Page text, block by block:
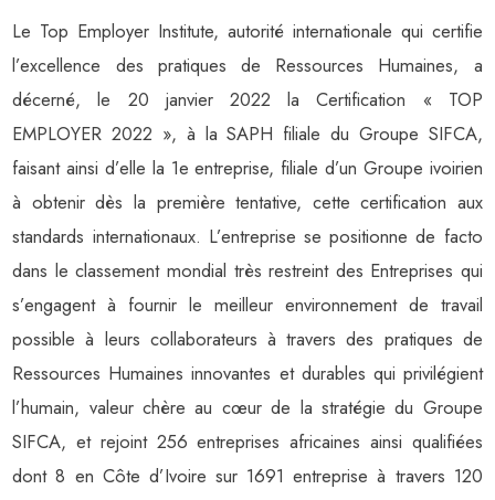
Le Top Employer Institute, autorité internationale qui certifie
l’excellence des pratiques de Ressources Humaines, a
décerné, le 20 janvier 2022 la Certification « TOP
EMPLOYER 2022 », à la SAPH filiale du Groupe SIFCA,
faisant ainsi d’elle la 1e entreprise, filiale d’un Groupe ivoirien
à obtenir dès la première tentative, cette certification aux
standards internationaux. L’entreprise se positionne de facto
dans le classement mondial très restreint des Entreprises qui
s’engagent à fournir le meilleur environnement de travail
possible à leurs collaborateurs à travers des pratiques de
Ressources Humaines innovantes et durables qui privilégient
l’humain, valeur chère au cœur de la stratégie du Groupe
SIFCA, et rejoint 256 entreprises africaines ainsi qualifiées
dont 8 en Côte d’Ivoire sur 1691 entreprise à travers 120